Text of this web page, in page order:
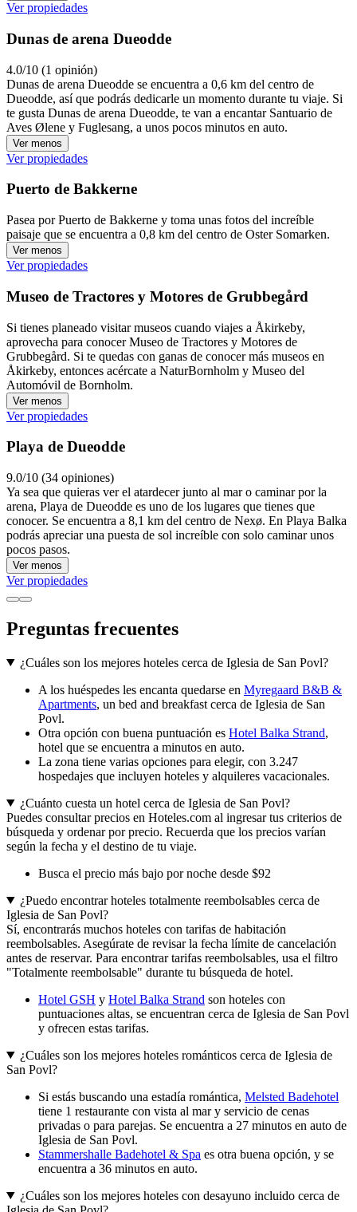
Ver propiedades
Dunas de arena Dueodde
4.0/10 (1 opinión)
Dunas de arena Dueodde se encuentra a 0,6 km del centro de
Dueodde, así que podrás dedicarle un momento durante tu viaje. Si
te gusta Dunas de arena Dueodde, te van a encantar Santuario de
Aves Ølene y Fuglesang, a unos pocos minutos en auto.
Ver menos
Ver propiedades
Puerto de Bakkerne
Pasea por Puerto de Bakkerne y toma unas fotos del increíble
paisaje que se encuentra a 0,8 km del centro de Oster Somarken.
Ver menos
Ver propiedades
Museo de Tractores y Motores de Grubbegård
Si tienes planeado visitar museos cuando viajes a Åkirkeby,
aprovecha para conocer Museo de Tractores y Motores de
Grubbegård. Si te quedas con ganas de conocer más museos en
Åkirkeby, entonces acércate a NaturBornholm y Museo del
Automóvil de Bornholm.
Ver menos
Ver propiedades
Playa de Dueodde
9.0/10 (34 opiniones)
Ya sea que quieras ver el atardecer junto al mar o caminar por la
arena, Playa de Dueodde es uno de los lugares que tienes que
conocer. Se encuentra a 8,1 km del centro de Nexø. En Playa Balka
podrás apreciar una puesta de sol increíble con solo caminar unos
pocos pasos.
Ver menos
Ver propiedades
Preguntas frecuentes
¿Cuáles son los mejores hoteles cerca de Iglesia de San Povl?
A los huéspedes les encanta quedarse en Myregaard B&B &
Apartments, un bed and breakfast cerca de Iglesia de San
Povl.
Otra opción con buena puntuación es Hotel Balka Strand,
hotel que se encuentra a minutos en auto.
La zona tiene varias opciones para elegir, con 3.247
hospedajes que incluyen hoteles y alquileres vacacionales.
¿Cuánto cuesta un hotel cerca de Iglesia de San Povl?
Puedes consultar precios en Hoteles.com al ingresar tus criterios de
búsqueda y ordenar por precio. Recuerda que los precios varían
según la fecha y el destino de tu viaje.
Busca el precio más bajo por noche desde $92
¿Puedo encontrar hoteles totalmente reembolsables cerca de
Iglesia de San Povl?
Sí, encontrarás muchos hoteles con tarifas de habitación
reembolsables. Asegúrate de revisar la fecha límite de cancelación
antes de reservar. Para encontrar tarifas reembolsables, usa el filtro
"Totalmente reembolsable" durante tu búsqueda de hotel.
Hotel GSH y Hotel Balka Strand son hoteles con
puntuaciones altas, se encuentran cerca de Iglesia de San Povl
y ofrecen estas tarifas.
¿Cuáles son los mejores hoteles románticos cerca de Iglesia de
San Povl?
Si estás buscando una estadía romántica, Melsted Badehotel
tiene 1 restaurante con vista al mar y servicio de cenas
privadas o para parejas. Se encuentra a 27 minutos en auto de
Iglesia de San Povl.
Stammershalle Badehotel & Spa es otra buena opción, y se
encuentra a 36 minutos en auto.
¿Cuáles son los mejores hoteles con desayuno incluido cerca de